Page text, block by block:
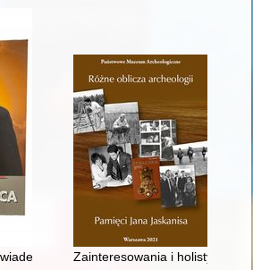
i wspomnienia o księdzu
Zainteresowania i holistyczne